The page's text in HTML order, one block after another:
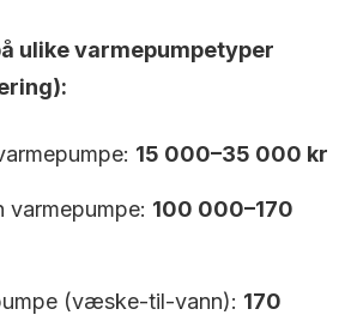
ulike varmepumpetyper
15 000–35 000 kr
varmepumpe: 100 000–170
(væske-til-vann): 170